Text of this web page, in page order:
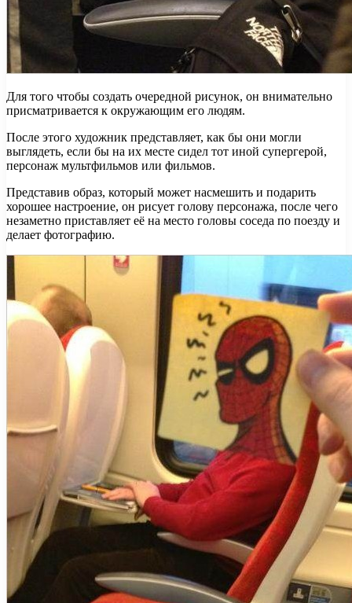
Для того чтобы создать очередной рисунок, он внимательно
присматривается к окружающим его людям.
После этого художник представляет, как бы они могли
выглядеть, если бы на их месте сидел тот иной супергерой,
персонаж мультфильмов или фильмов.
Представив образ, который может насмешить и подарить
хорошее настроение, он рисует голову персонажа, после чего
незаметно приставляет её на место головы соседа по поезду и
делает фотографию.